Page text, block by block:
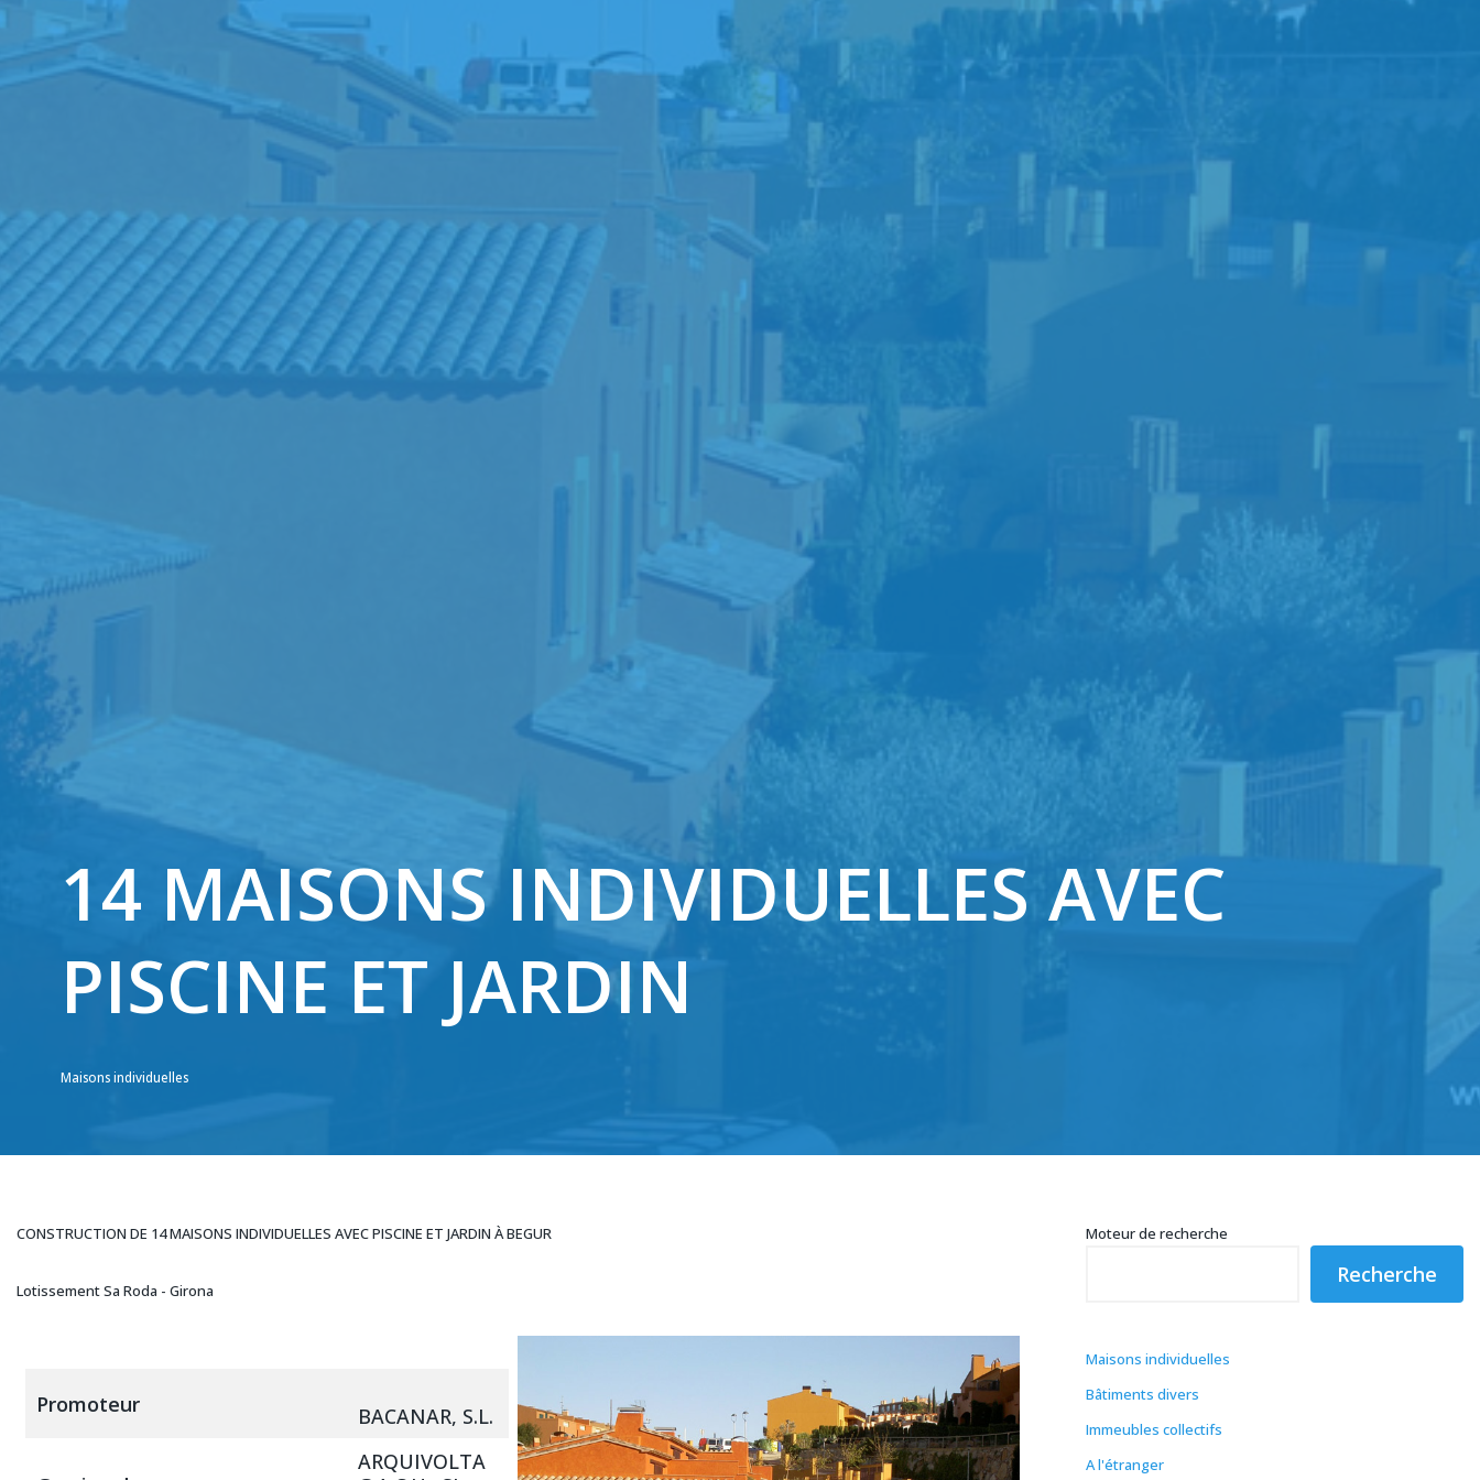
14 MAISONS INDIVIDUELLES AVEC
PISCINE ET JARDIN
Maisons individuelles
CONSTRUCTION DE 14 MAISONS INDIVIDUELLES AVEC PISCINE ET JARDIN À BEGUR
Lotissement Sa Roda - Girona
Promoteur BACANAR, S.L.
ARQUIVOLTA
Moteur de recherche
Recherche
Maisons individuelles
Bâtiments divers
Immeubles collectifs
A l'étranger